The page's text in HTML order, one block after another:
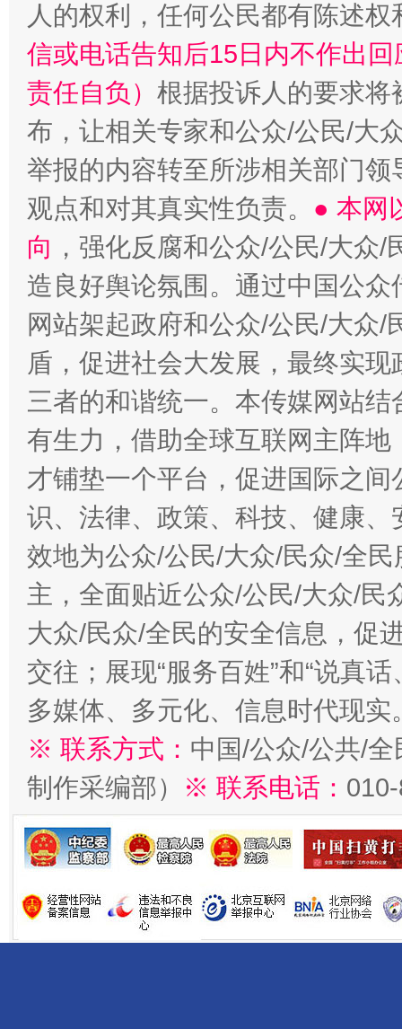
人的权利，任何公民都有陈述
信或电话告知后15日内不作出
责任自负） 根据投诉人的要求将
布，让相关专家和公众/公民/大
举报的内容转至所涉相关部门
观点和对其真实性负责。 ● 本网
向 ，强化反腐和公众/公民/大众
造良好舆论氛围。通过中国公
网站架起政府和公众/公民/大众
盾，促进社会大发展，最终实
三者的和谐统一。本传媒网站
有生力，借助全球互联网主阵
才铺垫一个平台，促进国际之
识、法律、政策、科技、健康
效地为公众/公民/大众/民众/全
主，全面贴近公众/公民/大众/民
大众/民众/全民的安全信息，促
交往；展现“服务百姓”和“说真
多媒体、多元化、信息时代现实
※ 联系方式： 中国/公众/公共/
制作采编部）
※ 联系电话：